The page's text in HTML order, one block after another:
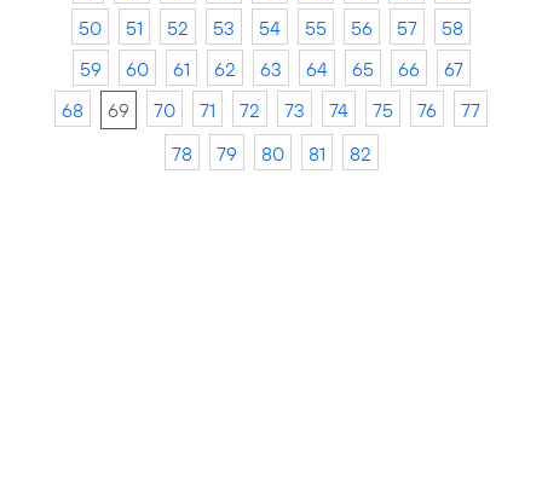
50
51 52 53 54 55 56 57
58
59
60 61 62 63 64 65 66
67
68
69 70 71 72 73 74 75 76
77
78
79 80 81 82